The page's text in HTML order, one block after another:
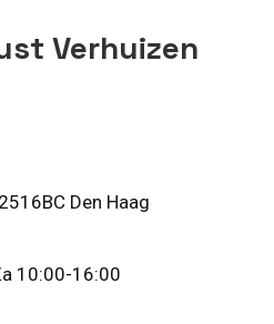
Verhuizen
Den Haag
10:00-16:00